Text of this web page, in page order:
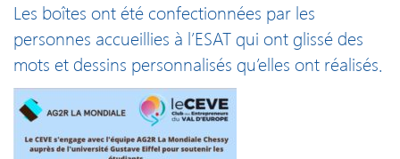
Les boîtes ont été confectionnées par les
personnes accueillies à l’ESAT qui ont glissé des
mots et dessins personnalisés qu’elles ont réalisés.